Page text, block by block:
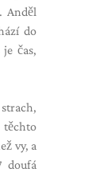
Anděl
do
čas,
vy, a
doufá